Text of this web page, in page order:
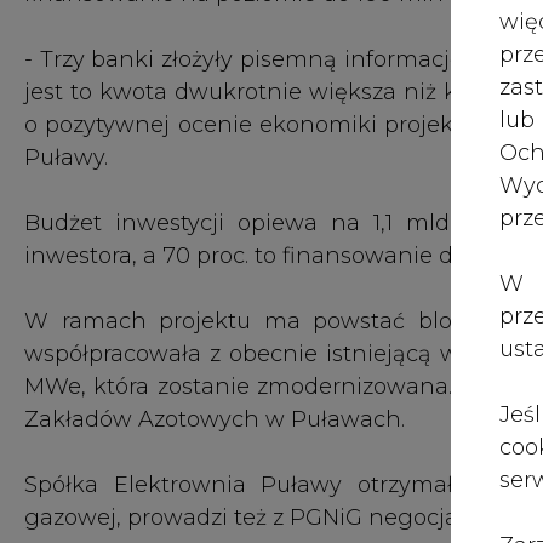
W
- Trzy banki złożyły pisemną informację o
jest to kwota dwukrotnie większa niż kwota
o pozytywnej ocenie ekonomiki projektu –
Puławy.
Budżet inwestycji opiewa na 1,1 mld zł, z
inwestora, a 70 proc. to finansowanie dłużne.
W ramach projektu ma powstać blok
współpracowała z obecnie istniejącą w
MWe, która zostanie zmodernizowana. Oba
Zakładów Azotowych w Puławach.
Spółka Elektrownia Puławy otrzymała
gazowej, prowadzi też z PGNiG negocjacje w